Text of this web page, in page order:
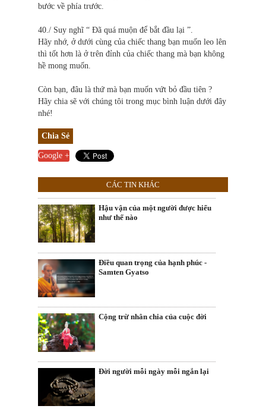
bước về phía trước.
40./ Suy nghĩ “ Đã quá muộn để bắt đầu lại ”.
Hãy nhớ, ở dưới cùng của chiếc thang bạn muốn leo lên
thì tốt hơn là ở trên đỉnh của chiếc thang mà bạn không
hề mong muốn.
Còn bạn, đâu là thứ mà bạn muốn vứt bỏ đầu tiên ?
Hãy chia sẽ với chúng tôi trong mục bình luận dưới đây
nhé!
Chia Sẻ
Google +
CÁC TIN KHÁC
Hậu vận của một người được hiểu
như thế nào
Điều quan trọng của hạnh phúc -
Samten Gyatso
Cộng trừ nhân chia của cuộc đời
Đời người mỗi ngày mỗi ngắn lại